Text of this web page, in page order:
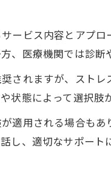
グの選択肢
グ活用術
安心の進め方
のケア実践法
するポイント
ービス内容とアプ
医療機関では診断
されますが、スト
態によって選択肢
適用される場合も
、適切なサポート